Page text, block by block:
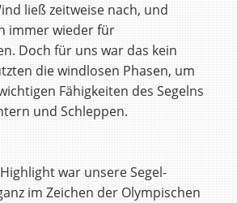
ließ zeitweise nach, und
immer wieder für
Doch für uns war das kein
die windlosen Phasen, um
Fähigkeiten des Segelns
und Schleppen.
war unsere Segel-
im Zeichen der Olympischen